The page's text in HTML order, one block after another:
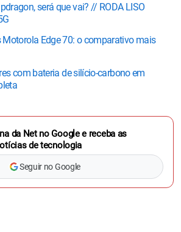
será que vai? // RODA LISO
Motorola Edge 70: o comparativo mais
com bateria de silício-carbono em
da Net no Google e receba as
de tecnologia
Seguir no Google